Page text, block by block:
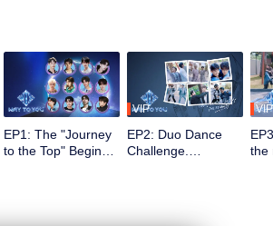
kimia terkuat akan membuat debut di pentas
EP1: The "Journey
to the Top" Begins -
VIP
EP2: Duo Dance
Challenge.
VIP
the